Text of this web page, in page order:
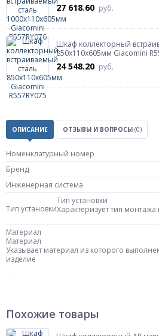
27 618.60 руб.
Шкаф коллекторный
850х110х605мм Giacomini
24 548.20 руб.
ОПИСАНИЕ ОТЗЫВЫ И ВОПРОСЫ (0)
Номенклатурный номер
Бренд
Инженерная система
Тип установки
Тип установки
Характеризует тип
Материал
Материал
Указывает материал из которого
изделие
Страна происхождения
Размер
Похожие товары